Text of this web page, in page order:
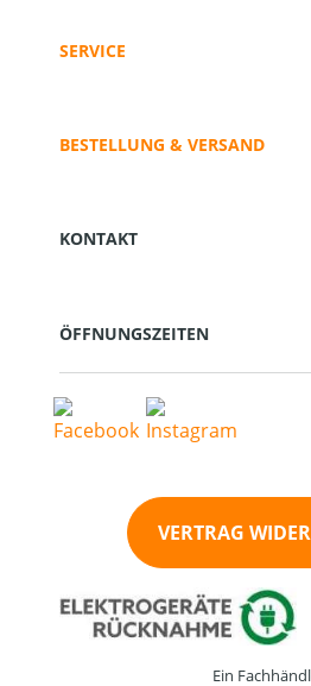
SERVICE
BESTELLUNG & VERSAND
KONTAKT
ÖFFNUNGSZEITEN
VERTRAG
Ein